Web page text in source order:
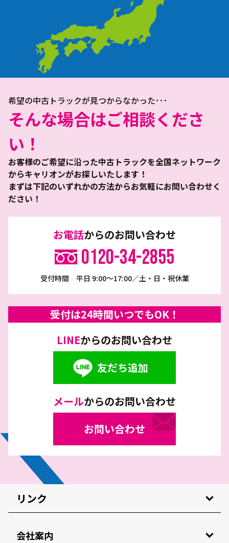
希望の中古トラックが見つからなかった･･･
そんな場合はご相談くださ
い！
お客様のご希望に沿った中古トラックを全国ネットワーク
からキャリオンがお探しいたします！
まずは下記のいずれかの方法からお気軽にお問い合わせく
ださい！
お電話からのお問い合わせ
0120-34-2855
受付時間 平日 9:00～17:00／土・日・祝休業
受付は24時間いつでもOK！
LINEからのお問い合わせ
友だち追加
メールからのお問い合わせ
お問い合わせ
リンク
会社案内